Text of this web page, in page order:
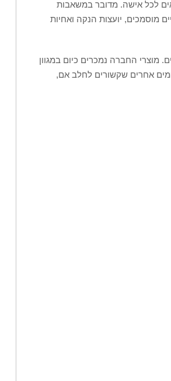
לכל אישה. מדובר במשאבות
מוסמכים, יועצות הנקה ואחיות
מוצרי החברה נמכרים כיום במגוון
אחרים שקשורים לחלב אם,